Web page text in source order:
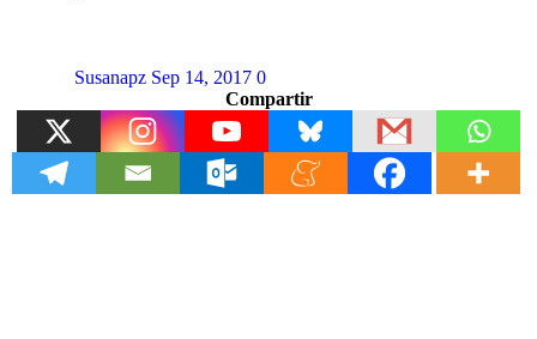
Susanapz Sep 14, 2017 0
Compartir